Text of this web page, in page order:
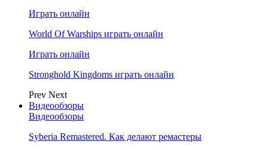
Играть онлайн
World Of Warships играть онлайн
Играть онлайн
Stronghold Kingdoms играть онлайн
Prev Next
Видеообзоры
Видеообзоры
Syberia Remastered. Как делают ремастеры